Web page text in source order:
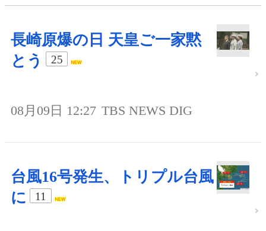
長崎原爆の日 天皇ご一家黙
とう
25
08月09日 12:27 TBS NEWS DIG
台風16号発生、トリプル台風
に
11